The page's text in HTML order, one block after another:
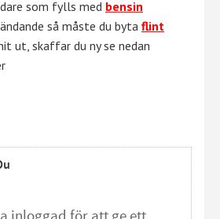
som fylls med bensin
så måste du byta flint
ut, skaffar du ny se nedan